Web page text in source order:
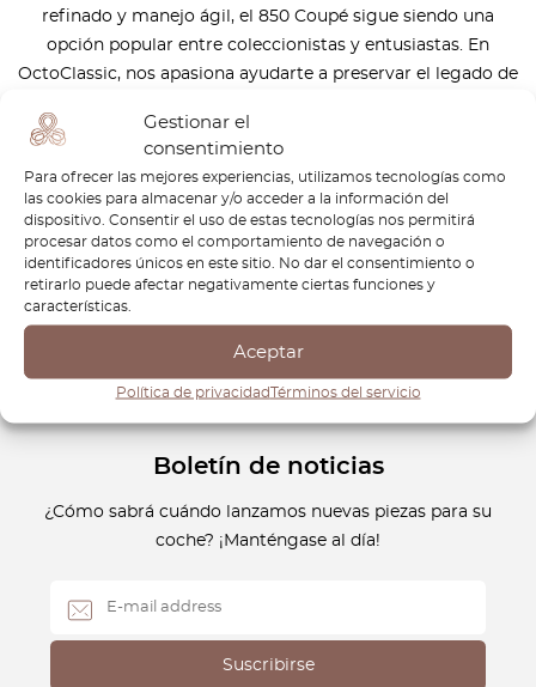
Gestionar el
consentimiento
Para ofrecer las mejores experiencias, utilizamos tecnologías como
las cookies para almacenar y/o acceder a la información del
dispositivo. Consentir el uso de estas tecnologías nos permitirá
procesar datos como el comportamiento de navegación o
identificadores únicos en este sitio. No dar el consentimiento o
retirarlo puede afectar negativamente ciertas funciones y
características.
Aceptar
Política de privacidadTérminos del servicio
refinado y manejo ágil, el 850 Coupé sigue siendo una
opción popular entre coleccionistas y entusiastas. En
OctoClassic, nos apasiona ayudarte a preservar el legado de
repuesto de alta calidad garantiza que tu Fiat 850 Coupé se
mantenga en perfectas condiciones, ya sea para
restauración, mantenimiento o mejora del rendimiento.
Conserva su espíritu con componentes de precisión que
garantizan su fiabilidad y atractivo original. Confía en
850 Coupé durante muchos años más.
Boletín de noticias
¿Cómo sabrá cuándo lanzamos nuevas piezas para su
coche? ¡Manténgase al día!